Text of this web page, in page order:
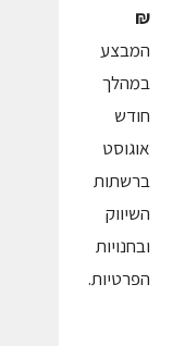
₪
המבצע
במהלך
חודש
אוגוסט
ברשתות
השיווק
ובחנויות
הפרטיות.